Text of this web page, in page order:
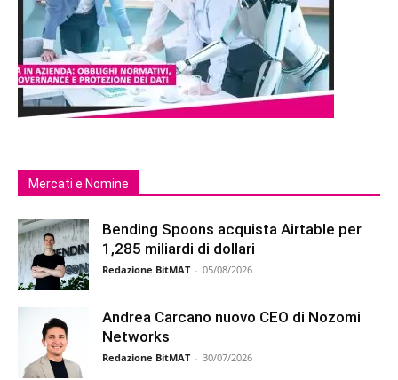
Mercati e Nomine
Bending Spoons acquista Airtable per
1,285 miliardi di dollari
Redazione BitMAT - 05/08/2026
Andrea Carcano nuovo CEO di Nozomi
Networks
Redazione BitMAT - 30/07/2026